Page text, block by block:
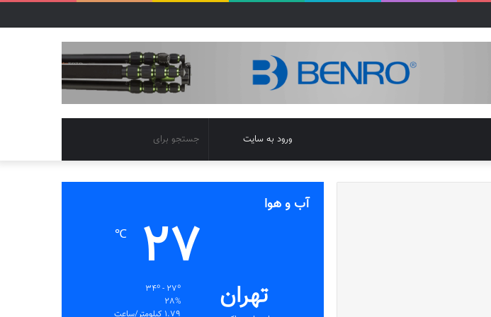
برای
تغییر
پوسته
ورود به سایت
آب و هوا
تهران
27
℃
28%
1.79 کیلومتر/ساعت